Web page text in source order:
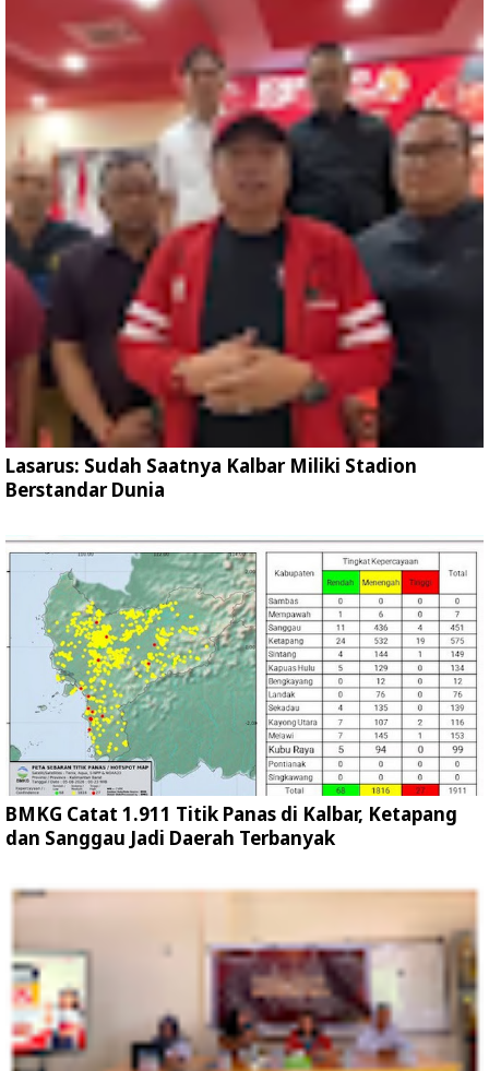
Lasarus: Sudah Saatnya Kalbar Miliki Stadion
Berstandar Dunia
BMKG Catat 1.911 Titik Panas di Kalbar, Ketapang
dan Sanggau Jadi Daerah Terbanyak